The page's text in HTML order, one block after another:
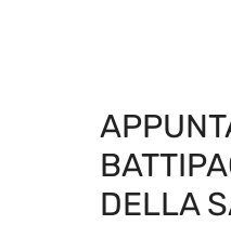
DELLA